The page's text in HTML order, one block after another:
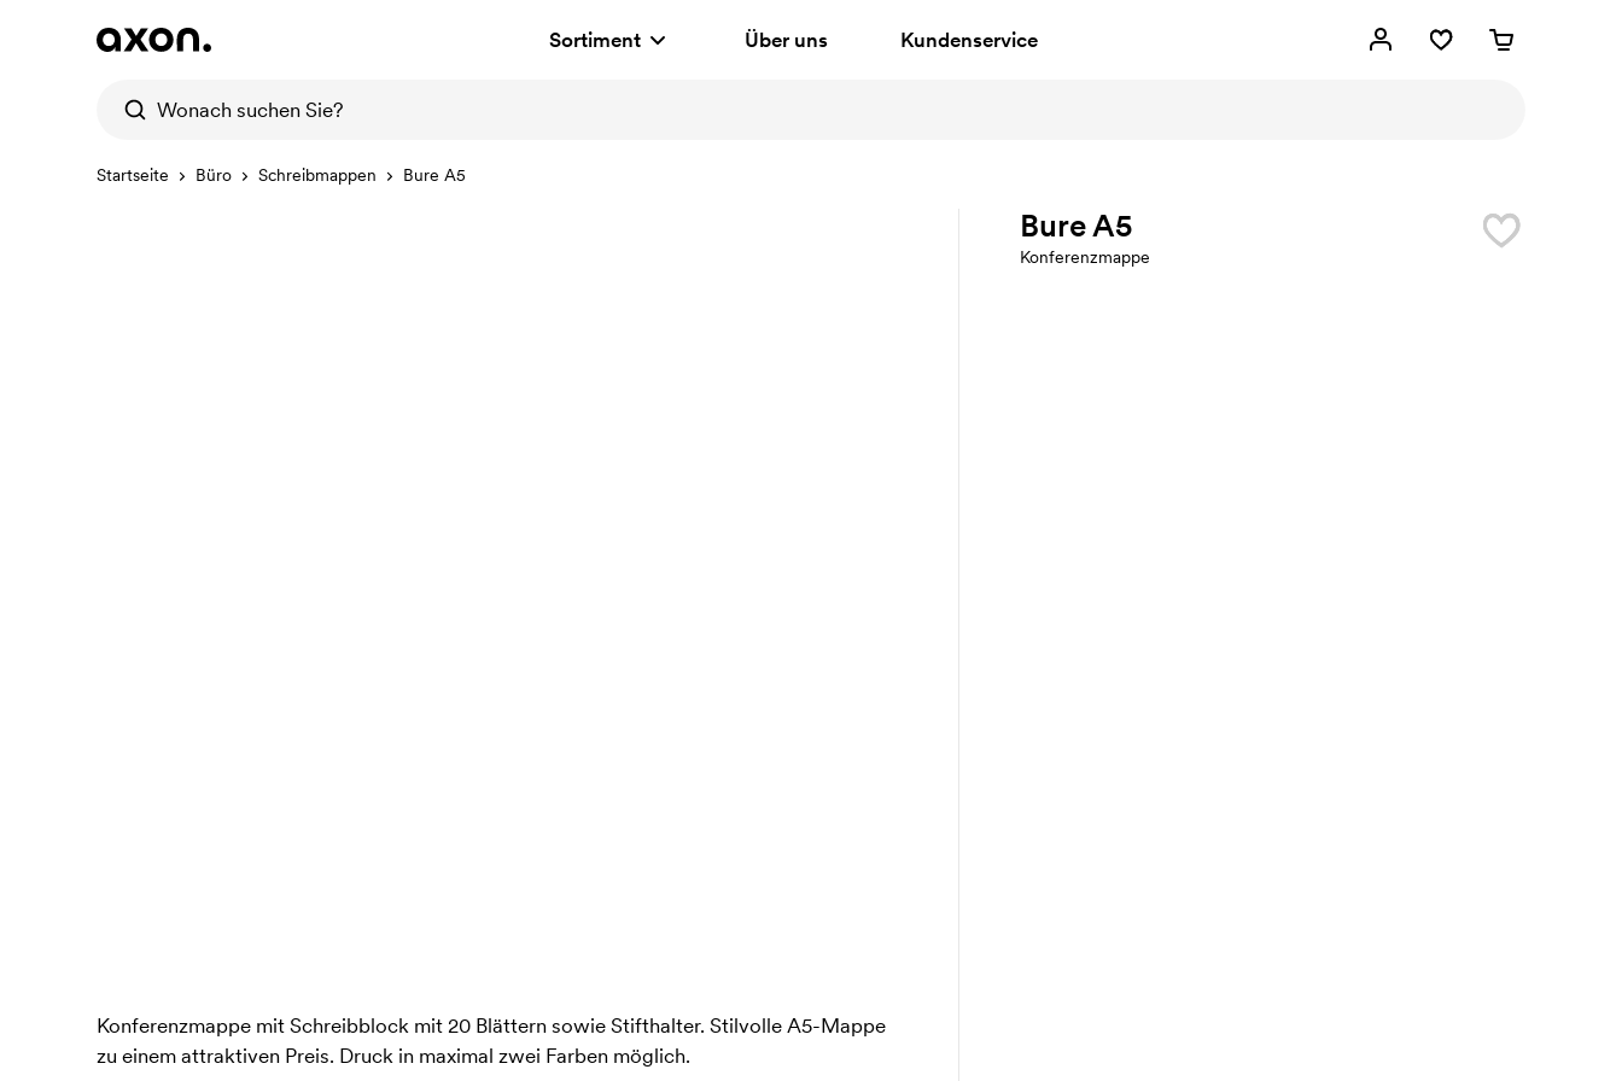
Sortiment Über uns Kundenservice
Startseite Büro Schreibmappen Bure A5
Bure A5
Konferenzmappe
Konferenzmappe mit Schreibblock mit 20 Blättern sowie Stifthalter. Stilvolle A5-Mappe
zu einem attraktiven Preis. Druck in maximal zwei Farben möglich.